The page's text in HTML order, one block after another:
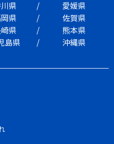
県
愛媛県
県
佐賀県
県
熊本県
島県 沖縄県